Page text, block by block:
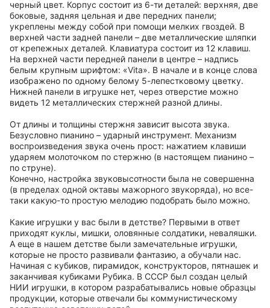
черный цвет. Корпус состоит из 6-ти деталей: верхняя, две
боковые, задняя цельная и две передних панели;
укреплены между собой при помощи мелких гвоздей. В
верхней части задней панели – две металлические шляпки
от крепежных деталей. Клавиатура состоит из 12 клавиш.
На верхней части передней панели в центре – надпись
белым крупным шрифтом: «Vita». В начале и в конце слова
изображено по одному белому 5-лепестковому цветку.
Нижней панели в игрушке нет, через отверстие можно
видеть 12 металлических стержней разной длины.
От длины и толщины стержня зависит высота звука.
Безусловно пианино – ударный инструмент. Механизм
воспроизведения звука очень прост: нажатием клавиши
ударяем молоточком по стержню (в настоящем пианино –
по струне).
Конечно, настройка звуковысотности была не совершенна
(в пределах одной октавы мажорного звукоряда), но все-
таки какую-то простую мелодию подобрать было можно.
Какие игрушки у вас были в детстве? Первыми в ответ
приходят куклы, мишки, оловянные солдатики, неваляшки.
А еще в нашем детстве были замечательные игрушки,
которые не просто развивали фантазию, а обучали нас.
Начиная с кубиков, пирамидок, конструкторов, пятнашек и
заканчивая кубиками Рубика. В СССР был создан целый
НИИ игрушки, в котором разрабатывались новые образцы
продукции, которые отвечали бы коммунистическому